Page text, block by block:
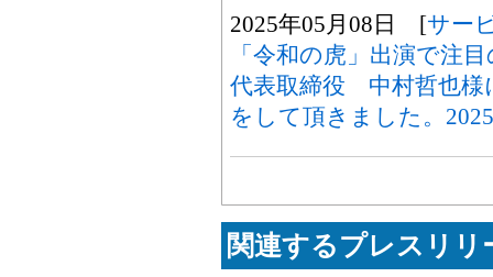
2025年05月08日 [サー
「令和の虎」出演で注
代表取締役 中村哲也様
をして頂きました。
関連するプレスリリ